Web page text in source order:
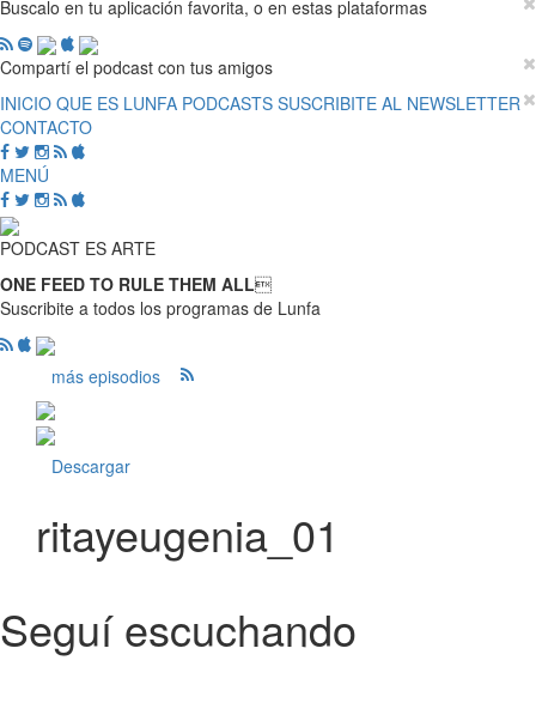
Buscalo en tu aplicación favorita, o en estas plataformas
Compartí el podcast con tus amigos
INICIO QUE ES LUNFA PODCASTS SUSCRIBITE AL NEWSLETTER
CONTACTO
MENÚ
PODCAST ES ARTE
ONE FEED TO RULE THEM ALL
Suscribite a todos los programas de Lunfa
más episodios
Descargar
ritayeugenia_01
Seguí escuchando